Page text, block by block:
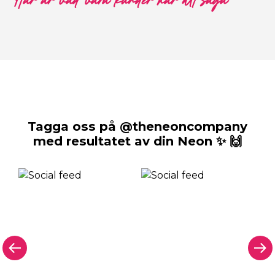
Tagga oss på @theneoncompany
med resultatet av din Neon ✨ 🙌